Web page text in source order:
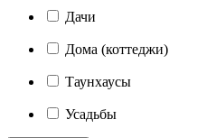
Дачи
Дома (коттеджи)
Таунхаусы
Усадьбы